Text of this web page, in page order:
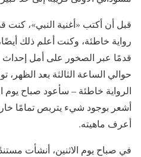
قبل أن أكتب «أغنية النبي»،
رواية خاطئة، وكنت أعلم ذلك
قدمًا عبر الصخور على أمل
حوالي الساعة الثالثة بعد
الرواية خاطئة – سأعود صباح يوم
أشعر بوجود شيء يتربص تمامًا
أعرف ماهيته.
في صباح يوم الاثنين، أنشأت